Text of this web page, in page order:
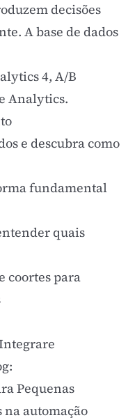
decisões
A base de dados
4, A/B
Analytics.
e descubra como
fundamental
quais
coortes para
Pequenas
automação